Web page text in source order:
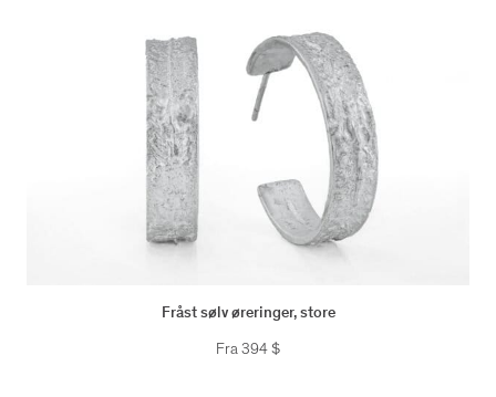
Fråst sølv øreringer, store
Fra394$